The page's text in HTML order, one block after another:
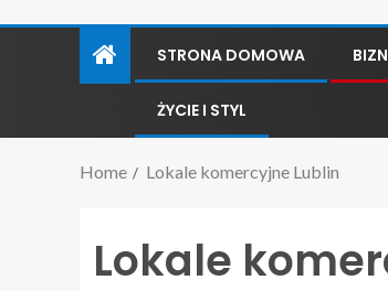
STRONA DOMOWA
ŻYCIE I STYL
Home Lokale komercyjne Lublin
Lokale